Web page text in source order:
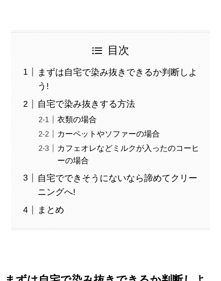
目次
まずは自宅で染み抜きできるか判断しよ
う!
自宅で染み抜きする方法
衣類の場合
カーペットやソファーの場合
カフェオレなどミルクが入ったのコーヒ
ーの場合
自宅でできそうにないなら諦めてクリー
ニングへ!
まとめ